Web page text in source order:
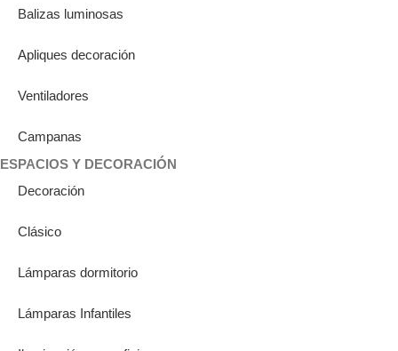
Balizas luminosas
Apliques decoración
Ventiladores
Campanas
ESPACIOS Y DECORACIÓN
Decoración
Clásico
Lámparas dormitorio
Lámparas Infantiles